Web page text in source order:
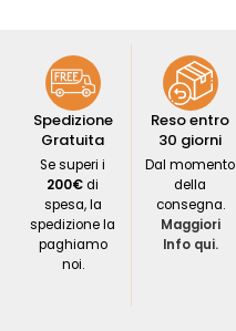
Spedizione
Gratuita
Se superi i
200€di
spesa, la
spedizione la
paghiamo
noi.
Reso entro
30 giorni
Dal momento
della
consegna.
Maggiori
Info qui.